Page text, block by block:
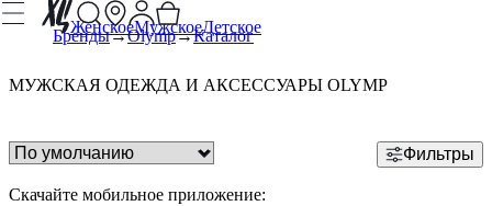
ЖенскоеМужскоеДетское
Бренды Olymp Каталог
МУЖСКАЯ ОДЕЖДА И АКСЕССУАРЫ OLYMP
Фильтры
Скачайте мобильное приложение: